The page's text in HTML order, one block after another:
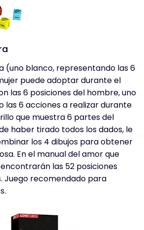
(uno blanco, representando las 6
puede adoptar durante el
las 6 posiciones del hombre, uno
las 6 acciones a realizar durante
que muestra 6 partes del
haber tirado todos los dados, le
los 4 dibujos para obtener
En el manual del amor que
las 52 posiciones
Juego recomendado para